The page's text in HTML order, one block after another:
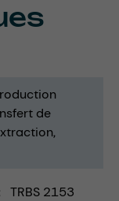
de
TRBS 2153